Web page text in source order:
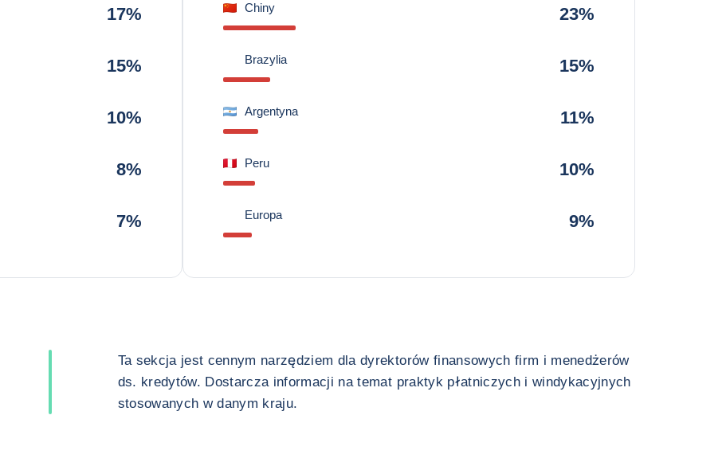
17%
15%
10%
8%
7%
Chiny 23%
Brazylia 15%
Argentyna 11%
Peru 10%
Europa 9%
Ta sekcja jest cennym narzędziem dla dyrektorów finansowych firm i menedżerów
ds. kredytów. Dostarcza informacji na temat praktyk płatniczych i windykacyjnych
stosowanych w danym kraju.